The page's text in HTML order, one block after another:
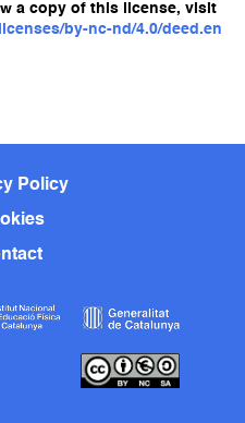
a copy of this license, visit
by-nc-nd/4.0/deed.en
Policy